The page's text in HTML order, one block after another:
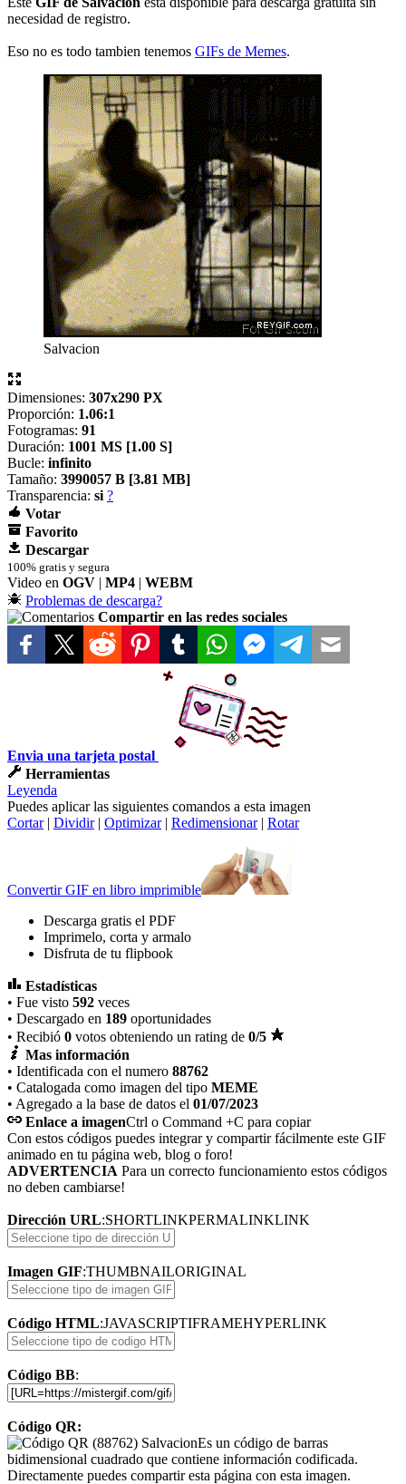
necesidad de registro.
Eso no es todo tambien tenemos GIFs de Memes.
Salvacion
Dimensiones: 307x290 PX
Proporción: 1.06:1
Fotogramas: 91
Duración: 1001 MS [1.00 S]
Bucle: infinito
Tamaño: 3990057 B [3.81 MB]
Transparencia: si ?
Votar
Favorito
Descargar
100% gratis y segura
Video en OGV | MP4 | WEBM
Problemas de descarga?
Compartir en las redes sociales
Envia una tarjeta postal
Herramientas
Leyenda
Puedes aplicar las siguientes comandos a esta imagen
Cortar| Dividir| Optimizar| Redimensionar| Rotar
Convertir GIF en libro imprimible
Descarga gratis el PDF
Imprimelo, corta y armalo
Disfruta de tu flipbook
Estadísticas
• Fue visto 592 veces
• Descargado en 189 oportunidades
• Recibió 0 votos obteniendo un rating de 0/5
Mas información
• Identificada con el numero 88762
• Catalogada como imagen del tipo MEME
• Agregado a la base de datos el 01/07/2023
Enlace a imagenCtrl o Command +C para copiar
Con estos códigos puedes integrar y compartir fácilmente este GIF
animado en tu página web, blog o foro!
ADVERTENCIA Para un correcto funcionamiento estos códigos
no deben cambiarse!
Dirección URL:SHORTLINKPERMALINKLINK
Imagen GIF:THUMBNAILORIGINAL
Código HTML:JAVASCRIPTIFRAMEHYPERLINK
Código BB:
Código QR:
Es un código de barras
bidimensional cuadrado que contiene información codificada.
Directamente puedes compartir esta página con esta imagen.